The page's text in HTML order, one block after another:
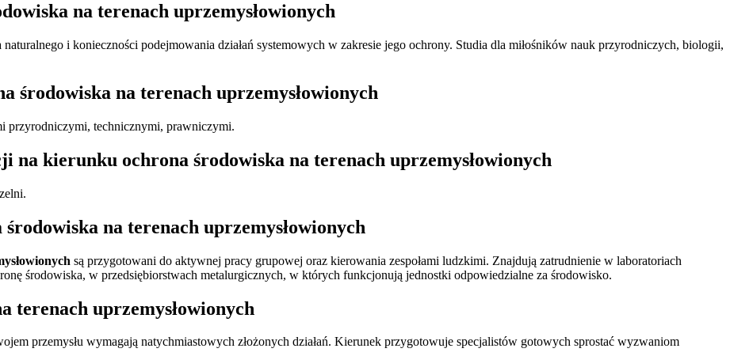
na terenach uprzemysłowionych
i konieczności podejmowania działań systemowych w zakresie jego ochrony. Studia dla miłośników nauk przyrodniczych, biologii,
środowiska na terenach uprzemysłowionych
przyrodniczymi, technicznymi, prawniczymi.
kierunku ochrona środowiska na terenach uprzemysłowionych
na terenach uprzemysłowionych
są przygotowani do aktywnej pracy grupowej oraz kierowania zespołami ludzkimi. Znajdują zatrudnienie w laboratoriach
środowiska, w przedsiębiorstwach metalurgicznych, w których funkcjonują jednostki odpowiedzialne za środowisko.
terenach uprzemysłowionych
przemysłu wymagają natychmiastowych złożonych działań. Kierunek przygotowuje specjalistów gotowych sprostać wyzwaniom